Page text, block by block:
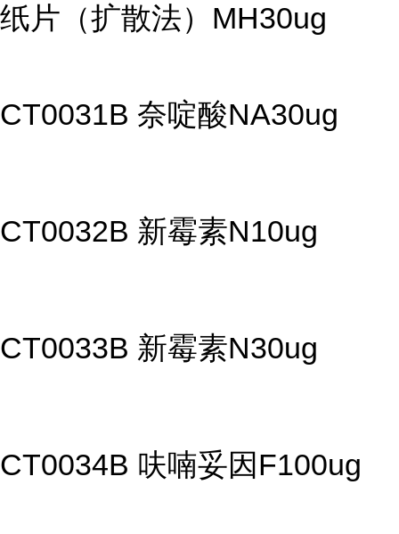
纸片（扩散法）MH30ug
CT0031B 奈啶酸NA30ug
CT0032B 新霉素N10ug
CT0033B 新霉素N30ug
CT0034B 呋喃妥因F100ug